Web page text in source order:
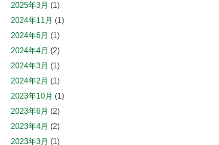
2025年3月 (1)
2024年11月 (1)
2024年6月 (1)
2024年4月 (2)
2024年3月 (1)
2024年2月 (1)
2023年10月 (1)
2023年6月 (2)
2023年4月 (2)
2023年3月 (1)